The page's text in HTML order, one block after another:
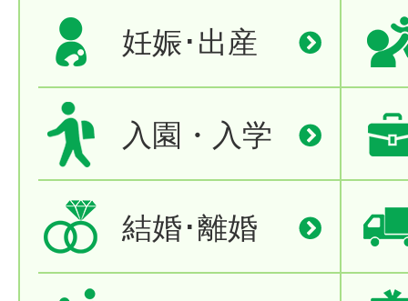
妊娠･出産
入園・入学
結婚･離婚